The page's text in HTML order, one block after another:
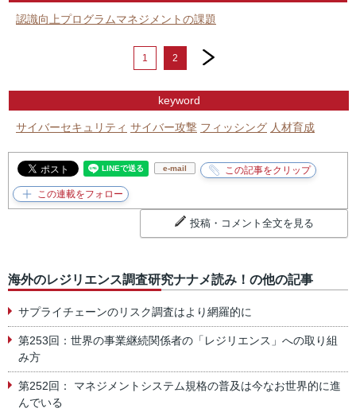
認識向上プログラムマネジメントの課題
1 2
next
keyword
サイバーセキュリティ サイバー攻撃 フィッシング 人材育成
e-mail
投稿・コメント全文を見る
海外のレジリエンス調査研究ナナメ読み！の他の記事
サプライチェーンのリスク調査はより網羅的に
第253回：世界の事業継続関係者の「レジリエンス」への取り組
み方
第252回： マネジメントシステム規格の普及は今なお世界的に進
んでいる